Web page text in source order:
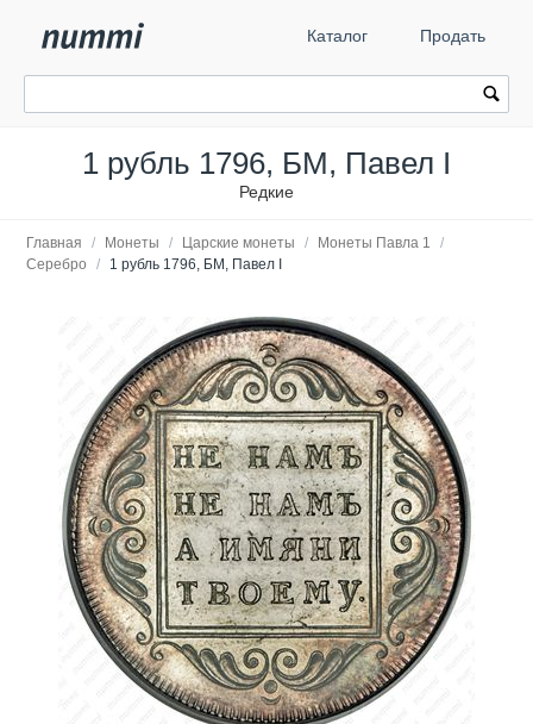
Каталог Продать
1 рубль 1796, БМ, Павел I
Редкие
Главная / Монеты / Царские монеты / Монеты Павла 1
/
Серебро
/ 1 рубль 1796, БМ, Павел I